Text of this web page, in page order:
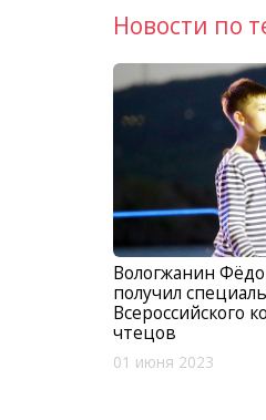
Новости по
Вологжанин
получил
Всероссийского
чтецов
01 июня 2023